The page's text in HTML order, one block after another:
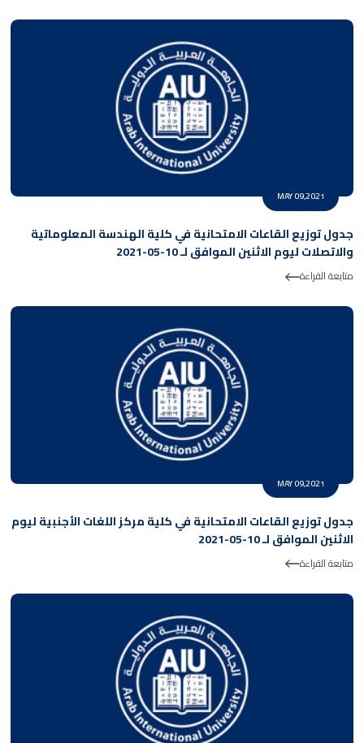
MAY 09,2021
جدول توزيع القاعات الامتحانية في كلية الهندسة المعلوماتية
والاتصلات ليوم الاثنين الموافق لـ 10-05-2021
متابعة القراءة
MAY 09,2021
جدول توزيع القاعات الامتحانية في كلية مركز اللغات الأجنبية ليوم
الاثنين الموافق لـ 10-05-2021
متابعة القراءة